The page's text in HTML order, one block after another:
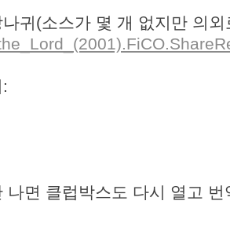
귀(소스가 몇 개 없지만 의
나면 클럽박스도 다시 열고